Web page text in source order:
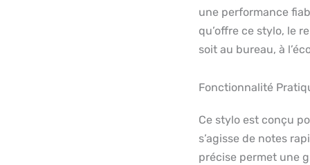
une performance
qu’offre ce stylo, le
soit au bureau, à
Fonctionnalité
Ce stylo est conçu
s’agisse de notes
précise permet une